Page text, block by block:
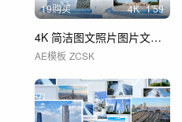
19购买 4K 1'59
4K 简洁图文照片图片文字展示 01
AE模板 ZCSK